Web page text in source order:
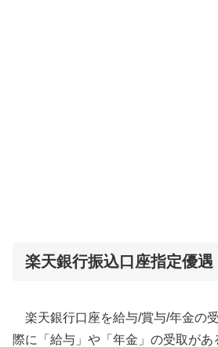
楽天銀行振込口座指定優遇
楽天銀行口座を給与/賞与/年金の
際に「給与」や「年金」の受取が